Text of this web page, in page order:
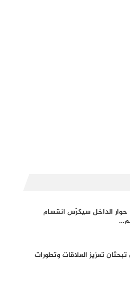
حوار الداخل سيكرّس انقسام
تعزيز العلاقات وتطورات